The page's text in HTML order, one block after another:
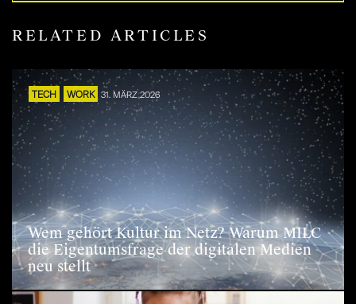
RELATED ARTICLES
TECH WORK 31. MÄRZ 2026
Wem gehört Kultur im Netz? Warum MILC
die Eigentumsfrage der digitalen Medien
neu stellt